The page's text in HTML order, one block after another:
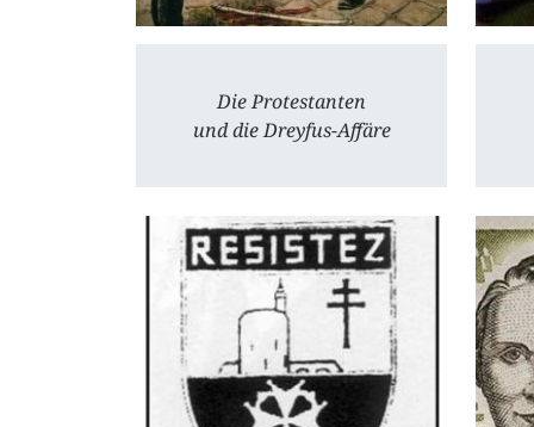
Die Protestanten
und die Dreyfus-Affäre